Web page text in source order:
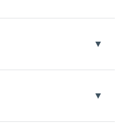
▼
▼